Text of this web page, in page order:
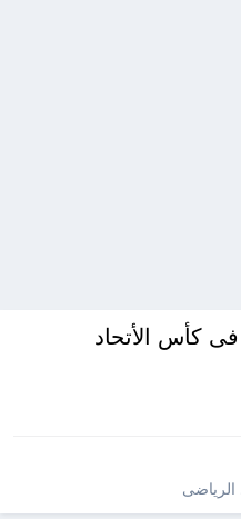
كأس الأتحاد
الرياضى